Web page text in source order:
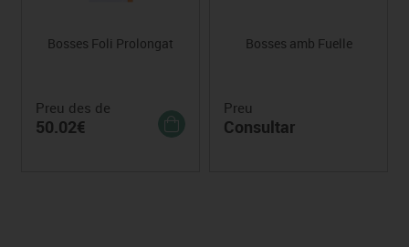
Bosses Foli Prolongat
Preu des de
50.02€
Bosses amb Fuelle
Preu
Consultar